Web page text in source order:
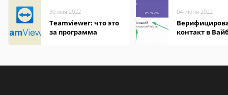
30 мая 2022
Teamviewer: что это
за программа
04 июня 2022
контакт в